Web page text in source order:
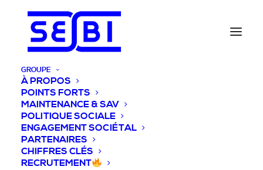
GROUPE
À PROPOS
POINTS FORTS
MAINTENANCE & SAV
POLITIQUE SOCIALE
ENGAGEMENT SOCIÉTAL
PARTENAIRES
CHIFFRES CLÉS
RECRUTEMENT